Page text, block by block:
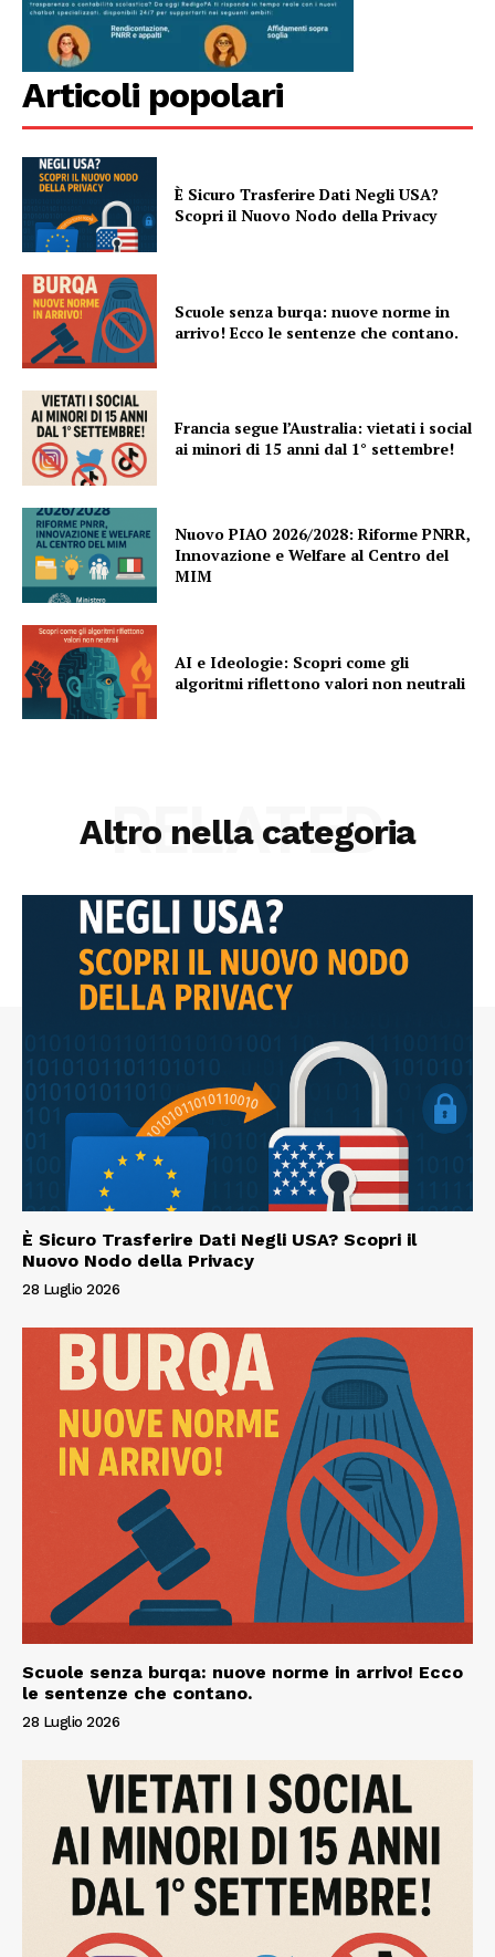
Articoli popolari
È Sicuro Trasferire Dati Negli USA?
Scopri il Nuovo Nodo della Privacy
Scuole senza burqa: nuove norme in
arrivo! Ecco le sentenze che contano.
Francia segue l’Australia: vietati i social
ai minori di 15 anni dal 1° settembre!
Nuovo PIAO 2026/2028: Riforme PNRR,
Innovazione e Welfare al Centro del
MIM
AI e Ideologie: Scopri come gli
algoritmi riflettono valori non neutrali
Altro nella categoria
RELATED
È Sicuro Trasferire Dati Negli USA? Scopri il
Nuovo Nodo della Privacy
28 Luglio 2026
Scuole senza burqa: nuove norme in arrivo! Ecco
le sentenze che contano.
28 Luglio 2026